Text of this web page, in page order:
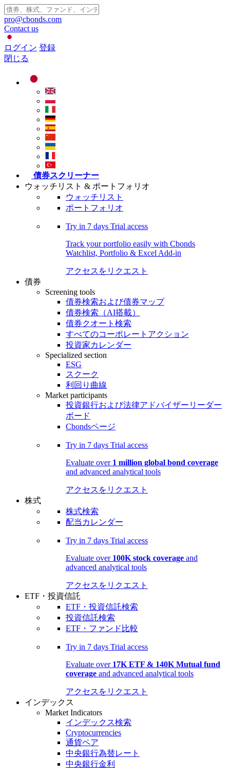
pro@cbonds.com
Contact us
ログイン 登録
閉じる
債券スクリーナー
ウォッチリスト & ポートフォリオ
ウォッチリスト
ポートフォリオ
Try in 7 days Trial access
Track your portfolio easily with Cbonds
Watchlist, Portfolio & Excel Add-in
アクセスをリクエスト
債券
Screening tools
債券検索および債券マップ
債券検索（AI搭載）
債券クオート検索
すべてのコーポレートアクション
投資家カレンダー
Specialized section
ESG
スクーク
利回り曲線
Market participants
投資銀行および法律アドバイザーリーダー
ボード
Cbondsページ
Try in 7 days Trial access
Evaluate over 1 million global bond coverage
and advanced analytical tools
アクセスをリクエスト
株式
株式検索
配当カレンダー
Try in 7 days Trial access
Evaluate over 100K stock coverage and
advanced analytical tools
アクセスをリクエスト
ETF・投資信託
ETF・投資信託検索
投資信託検索
ETF・ファンド比較
Try in 7 days Trial access
Evaluate over 17K ETF & 140K Mutual fund
coverage and advanced analytical tools
アクセスをリクエスト
インデックス
Market Indicators
インデックス検索
Cryptocurrencies
通貨ペア
中央銀行為替レート
中央銀行金利